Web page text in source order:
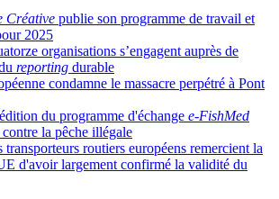
Créative publie son programme de travail et
2025
organisations s’engagent auprès de
reporting durable
condamne le massacre perpétré à Pont
du programme d'échange e-FishMed
la pêche illégale
transporteurs routiers européens remercient la
d'avoir largement confirmé la validité du